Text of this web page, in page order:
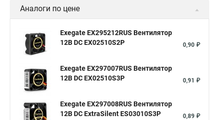
Аналоги по цене
Exegate EX295212RUS Вентилятор
12В DC EX02510S2P
0,90 ₽
Exegate EX297007RUS Вентилятор
12В DC EX02510S3P
0,91 ₽
Exegate EX297008RUS Вентилятор
12В DC ExtraSilent ES03010S3P
0,89 ₽